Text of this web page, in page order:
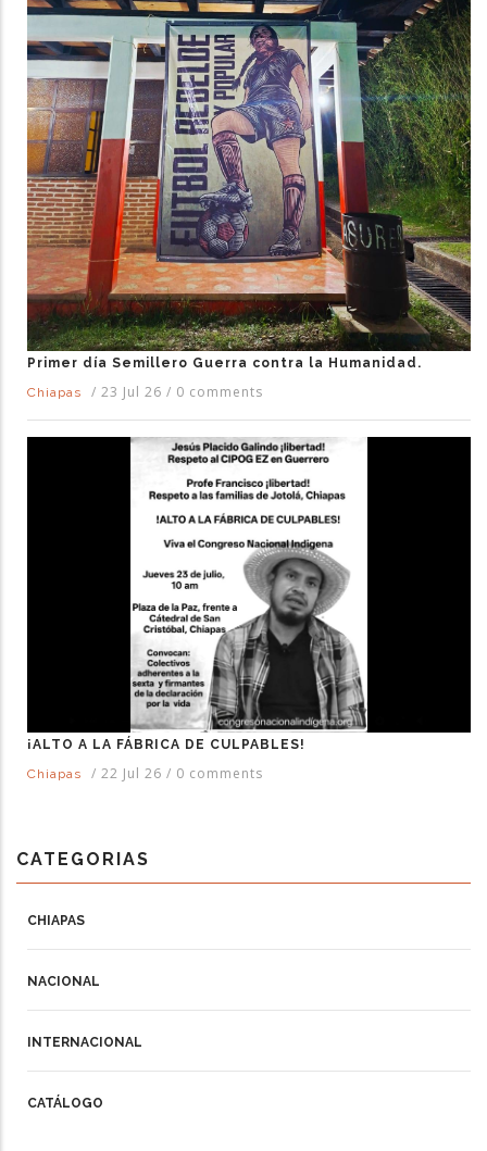
Primer día Semillero Guerra contra la Humanidad.
Chiapas
/ 23 Jul 26 / 0 comments
¡ALTO A LA FÁBRICA DE CULPABLES!
Chiapas
/ 22 Jul 26 / 0 comments
CATEGORIAS
CHIAPAS
NACIONAL
INTERNACIONAL
CATÁLOGO